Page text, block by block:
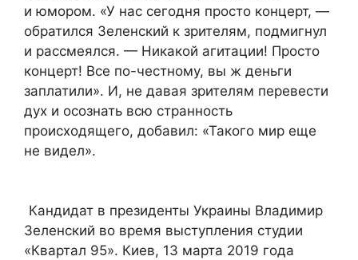
и юмором. «У нас сегодня просто концерт, —
обратился Зеленский к зрителям, подмигнул
и рассмеялся. — Никакой агитации! Просто
концерт! Все по-честному, вы ж деньги
заплатили». И, не давая зрителям перевести
дух и осознать всю странность
происходящего, добавил: «Такого мир еще
не видел».
Кандидат в президенты Украины Владимир
Зеленский во время выступления студии
«Квартал 95». Киев, 13 марта 2019 года